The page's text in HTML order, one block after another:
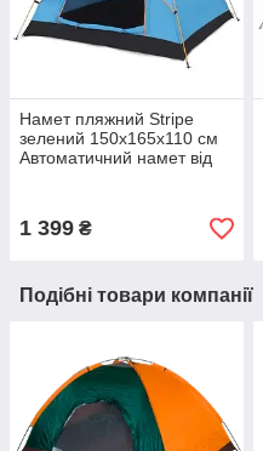
Намет пляжний Stripe
зелений 150х165х110 см
Автоматичний намет від
1 399 ₴
Подібні товари компанії